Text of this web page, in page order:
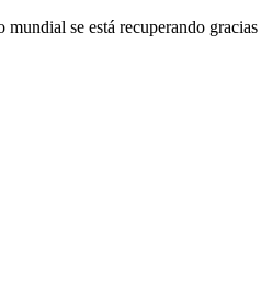
se está recuperando